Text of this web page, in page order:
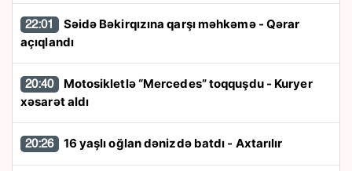
22:01
açıqlandı
20:40
xəsarət aldı
20:26 16 yaşlı oğlan dənizdə batdı - Axtarılır